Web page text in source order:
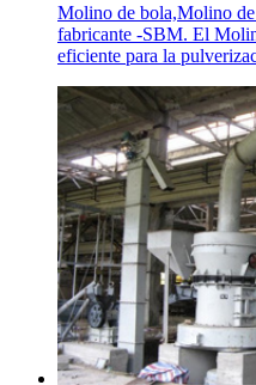
Molino de bola,Molino
fabricante -SBM. El
eficiente para la